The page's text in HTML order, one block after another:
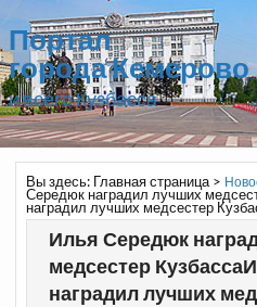
Портал
города Кемерово
и всего Кузбасса
Вы здесь: Главная страница>
Середюк наградил лучших
наградил лучших медсестер
Илья Середюк
медсестер
наградил лучших